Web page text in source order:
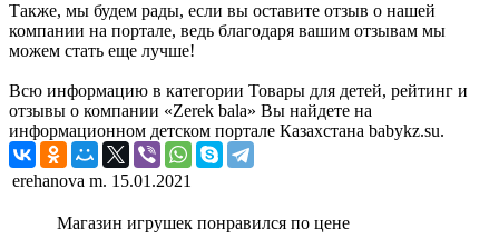
Также, мы будем рады, если вы оставите отзыв о нашей
компании на портале, ведь благодаря вашим отзывам мы
можем стать еще лучше!
Всю информацию в категории Товары для детей, рейтинг и
отзывы о компании «Zerek bala» Вы найдете на
информационном детском портале Казахстана babykz.su.
erehanova m. 15.01.2021
Магазин игрушек понравился по цене